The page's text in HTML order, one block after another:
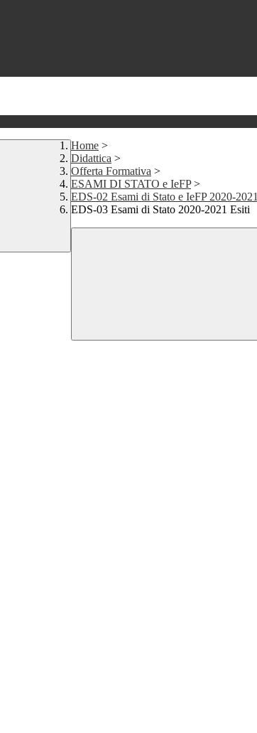
Home >
Didattica >
Offerta Formativa >
ESAMI DI STATO e IeFP >
EDS-02 Esami di Stato e IeFP 2020-2021
EDS-03 Esami di Stato 2020-2021 Esiti